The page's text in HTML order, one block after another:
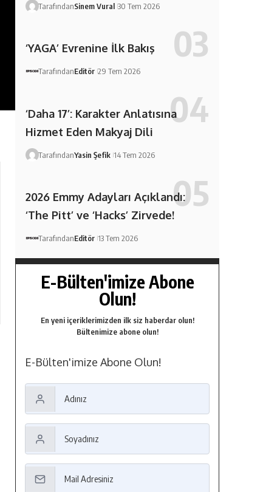
TarafındanSinem Vural 30 Tem 2026
‘YAGA’ Evrenine İlk Bakış
TarafındanEditör 29 Tem 2026
‘Daha 17’: Karakter Anlatısına
Hizmet Eden Makyaj Dili
TarafındanYasin Şefik 14 Tem 2026
2026 Emmy Adayları Açıklandı:
‘The Pitt’ ve ‘Hacks’ Zirvede!
TarafındanEditör 13 Tem 2026
E-Bülten'imize Abone
Olun!
En yeni içeriklerimizden ilk siz haberdar olun!
Bültenimize abone olun!
E-Bülten'imize Abone Olun!